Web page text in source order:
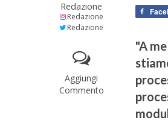
Redazione
Redazione
Redazione
Aggiungi
Commento
"A